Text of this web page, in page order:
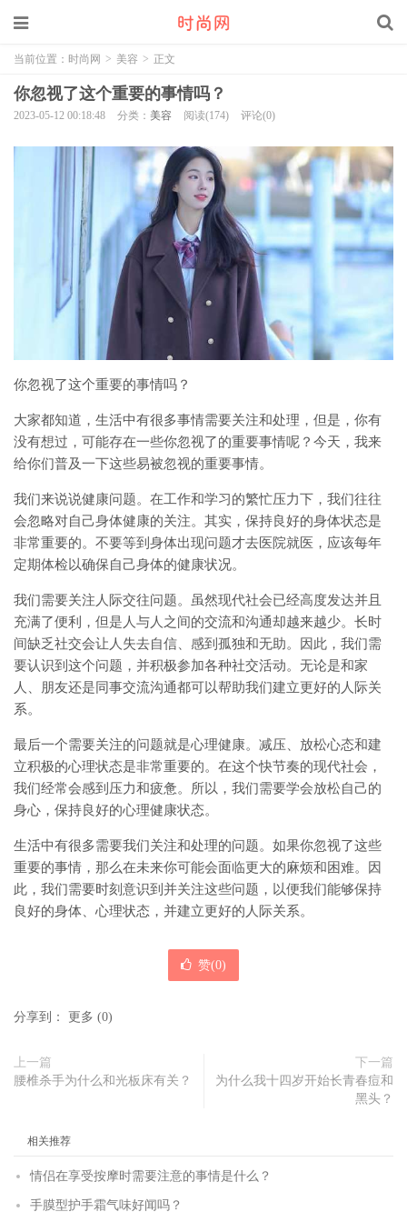
当前位置： 时尚网 > 美容 > 正文
你忽视了这个重要的事情吗？
2023-05-12 00:18:48 分类： 美容 阅读(174) 评论(0)
你忽视了这个重要的事情吗？
大家都知道，生活中有很多事情需要关注和处理，但是，你有
没有想过，可能存在一些你忽视了的重要事情呢？今天，我来
给你们普及一下这些易被忽视的重要事情。
我们来说说健康问题。在工作和学习的繁忙压力下，我们往往
会忽略对自己身体健康的关注。其实，保持良好的身体状态是
非常重要的。不要等到身体出现问题才去医院就医，应该每年
定期体检以确保自己身体的健康状况。
我们需要关注人际交往问题。虽然现代社会已经高度发达并且
充满了便利，但是人与人之间的交流和沟通却越来越少。长时
间缺乏社交会让人失去自信、感到孤独和无助。因此，我们需
要认识到这个问题，并积极参加各种社交活动。无论是和家
人、朋友还是同事交流沟通都可以帮助我们建立更好的人际关
系。
最后一个需要关注的问题就是心理健康。减压、放松心态和建
立积极的心理状态是非常重要的。在这个快节奏的现代社会，
我们经常会感到压力和疲惫。所以，我们需要学会放松自己的
身心，保持良好的心理健康状态。
生活中有很多需要我们关注和处理的问题。如果你忽视了这些
重要的事情，那么在未来你可能会面临更大的麻烦和困难。因
此，我们需要时刻意识到并关注这些问题，以便我们能够保持
良好的身体、心理状态，并建立更好的人际关系。
赞(0)
分享到： 更多 (0)
上一篇
腰椎杀手为什么和光板床有关？
下一篇
为什么我十四岁开始长青春痘和
黑头？
相关推荐
情侣在享受按摩时需要注意的事情是什么？
手膜型护手霜气味好闻吗？